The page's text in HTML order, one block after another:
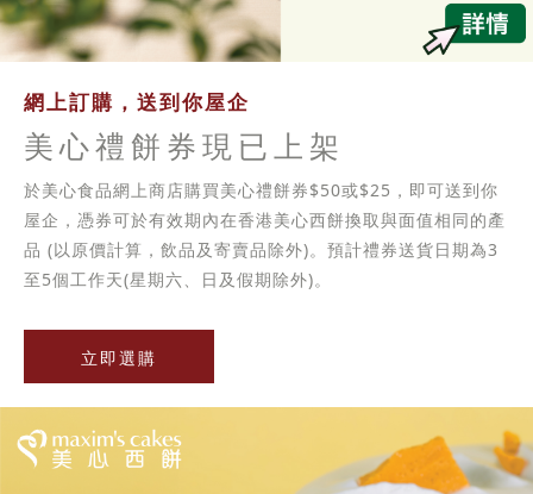
網上訂購，送到你屋企
美心禮餅券現已上架
於美心食品網上商店購買美心禮餅券$50或$25，即可送到你
屋企，憑券可於有效期內在香港美心西餅換取與面值相同的產
品 (以原價計算，飲品及寄賣品除外)。預計禮券送貨日期為3
至5個工作天(星期六、日及假期除外)。
立即選購